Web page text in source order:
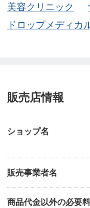
美容クリニック
ドロップメディカ
販売店情報
ショップ名
販売事業者名
商品代金以外の必要